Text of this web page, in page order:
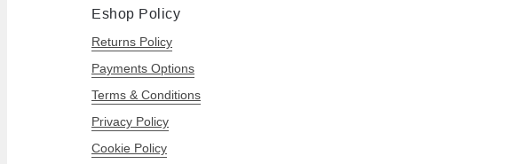
Eshop Policy
Returns Policy
Payments Options
Terms & Conditions
Privacy Policy
Cookie Policy